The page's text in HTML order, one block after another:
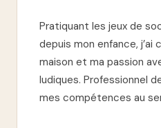
Pratiquant les jeux de
depuis mon enfance, j’ai
maison et ma passion
ludiques. Professionnel
mes compétences au